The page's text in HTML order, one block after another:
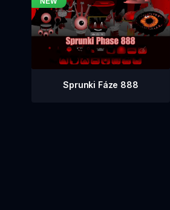
Sprunki Fáze 888